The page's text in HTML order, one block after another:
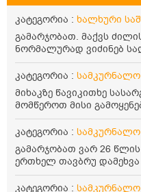
კატეგორია : ხალხური
გამარჯობათ. მაქვს
ნორმალურად ვიძინებ
ან 04:00 საათზე
ვერაფრით.რამე ხალხური
პრობლემის
კატეგორია : სამკურნალო
მიხაკზე წავიკითხე
მომწეროთ მისი
მიხაკის ჩაი. ასევე
ოდნავ დაბალი და
კატეგორია :
გამარჯობათ ვარ 26
ერთხელ თავბრუ დამეხვა
დამეწყო შიშები ვეღარ
ასე ცუდად არ
კატეგორია :